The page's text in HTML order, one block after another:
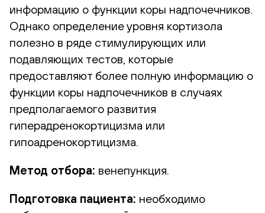
информацию о функции коры надпочечников.
Однако определение уровня кортизола
полезно в ряде стимулирующих или
подавляющих тестов, которые
предоставляют более полную информацию о
функции коры надпочечников в случаях
предполагаемого развития
гиперадренокортицизма или
гипоадренокортицизма.
Метод отбора: венепункция.
Подготовка пациента: необходимо